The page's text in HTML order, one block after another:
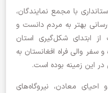
با مجمع نمایندگان،
بهتر به مردم دانست و
از ابتدای شکل‌گیری استان
سفر والی فراه افغانستان به
این زمینه بوده است.
معادن، نیروگاه‌های